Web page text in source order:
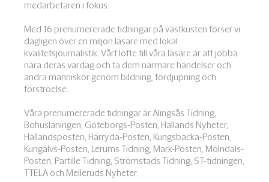
medarbetaren i fokus.
Med 16 prenumererade tidningar på västkusten förser vi
dagligen över en miljon läsare med lokal
kvalitetsjournalistik. Vårt löfte till våra läsare är att jobba
nära deras vardag och ta dem närmare händelser och
andra människor genom bildning, fördjupning och
förströelse.
Våra prenumererade tidningar är Alingsås Tidning,
Bohusläningen, Göteborgs-Posten, Hallands Nyheter,
Hallandsposten, Härryda-Posten, Kungsbacka-Posten,
Kungälvs-Posten, Lerums Tidning, Mark-Posten, Mölndals-
Posten, Partille Tidning, Strömstads Tidning, ST-tidningen,
TTELA och Melleruds Nyheter.